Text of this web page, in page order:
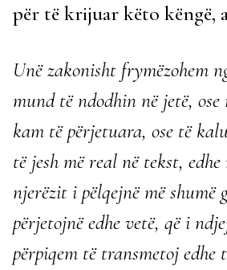
për të krijuar këto këngë,
Unë zakonisht frymëzohem
mund të ndodhin në jetë,
kam të përjetuara, ose të
të jesh më real në tekst, edhe
njerëzit i pëlqejnë më shumë
përjetojnë edhe vetë, që i
përpiqem të transmetoj edhe